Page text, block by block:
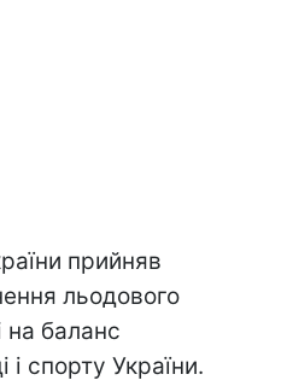
прийняв
льодового
на баланс
і спорту України.